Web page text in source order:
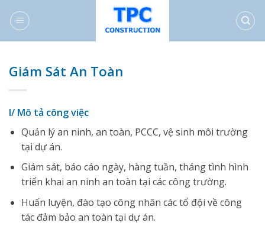
Giám Sát An Toàn
I/ Mô tả công việc
Quản lý an ninh, an toàn, PCCC, vệ sinh môi trường
tại dự án.
Giám sát, báo cáo ngày, hàng tuần, tháng tình hình
triển khai an ninh an toàn tại các công trường.
Huấn luyện, đào tạo công nhân các tổ đội về công
tác đảm bảo an toàn tại dự án.